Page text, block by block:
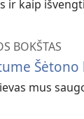
ir kaip
BOKŠTAS
Šėtono
mus